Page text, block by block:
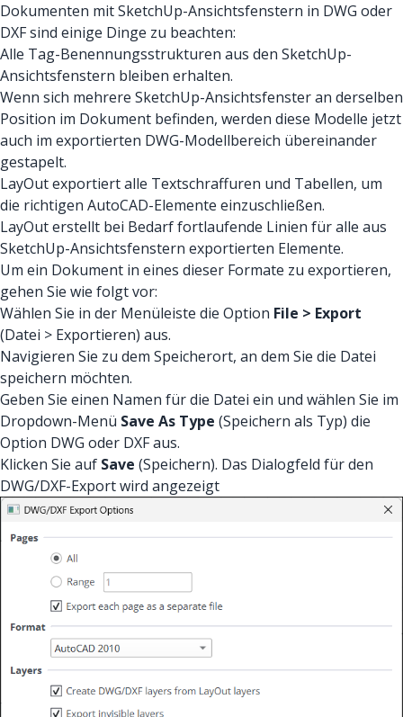
Dokumenten mit SketchUp-Ansichtsfenstern in DWG oder
DXF sind einige Dinge zu beachten:
Alle Tag-Benennungsstrukturen aus den SketchUp-
Ansichtsfenstern bleiben erhalten.
Wenn sich mehrere SketchUp-Ansichtsfenster an derselben
Position im Dokument befinden, werden diese Modelle jetzt
auch im exportierten DWG-Modellbereich übereinander
gestapelt.
LayOut exportiert alle Textschraffuren und Tabellen, um
die richtigen AutoCAD-Elemente einzuschließen.
LayOut erstellt bei Bedarf fortlaufende Linien für alle aus
SketchUp-Ansichtsfenstern exportierten Elemente.
Um ein Dokument in eines dieser Formate zu exportieren,
gehen Sie wie folgt vor:
Wählen Sie in der Menüleiste die Option File > Export
(Datei > Exportieren) aus.
Navigieren Sie zu dem Speicherort, an dem Sie die Datei
speichern möchten.
Geben Sie einen Namen für die Datei ein und wählen Sie im
Dropdown-Menü Save As Type (Speichern als Typ) die
Option DWG oder DXF aus.
Klicken Sie auf Save (Speichern). Das Dialogfeld für den
DWG/DXF-Export wird angezeigt